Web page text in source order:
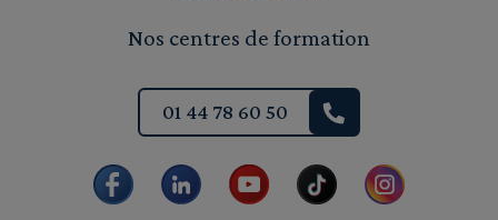
Nos centres de formation
01 44 78 60 50